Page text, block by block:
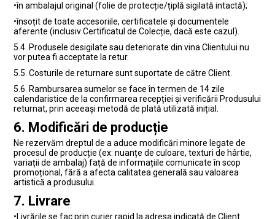
•în ambalajul original (folie de protecție/țiplă sigilată intactă);
•însoțit de toate accesoriile, certificatele și documentele
aferente (inclusiv Certificatul de Colecție, dacă este cazul).
5.4. Produsele desigilate sau deteriorate din vina Clientului nu
vor putea fi acceptate la retur.
5.5. Costurile de returnare sunt suportate de către Client.
5.6. Rambursarea sumelor se face în termen de 14 zile
calendaristice de la confirmarea recepției și verificării Produsului
returnat, prin aceeași metodă de plată utilizată inițial.
6. Modificări de producție
Ne rezervăm dreptul de a aducemodificări minore legate de
procesul de producție (ex: nuanțe de culoare, texturi de hârtie,
variații de ambalaj) față de informațiile comunicate în scop
promoțional, fără a afecta calitatea generală sau valoarea
artistică a produsului.
7. Livrare
•Livrările se fac prin curier rapid la adresa indicată de Client.